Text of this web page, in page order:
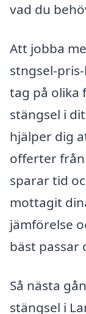
vad du
Att jobba
stngsel-
tag på olika
stängsel i
hjälper dig
offerter
sparar tid
mottagit
jämförelse
bäst passar
Så nästa
stängsel i